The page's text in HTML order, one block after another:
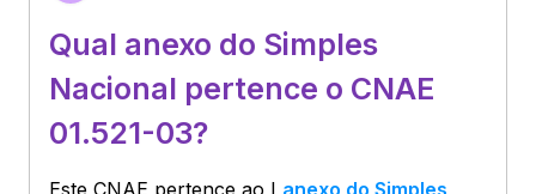
Qual anexo do Simples
Nacional pertence o CNAE
01.521-03?
Este CNAE pertence ao I anexo do Simples